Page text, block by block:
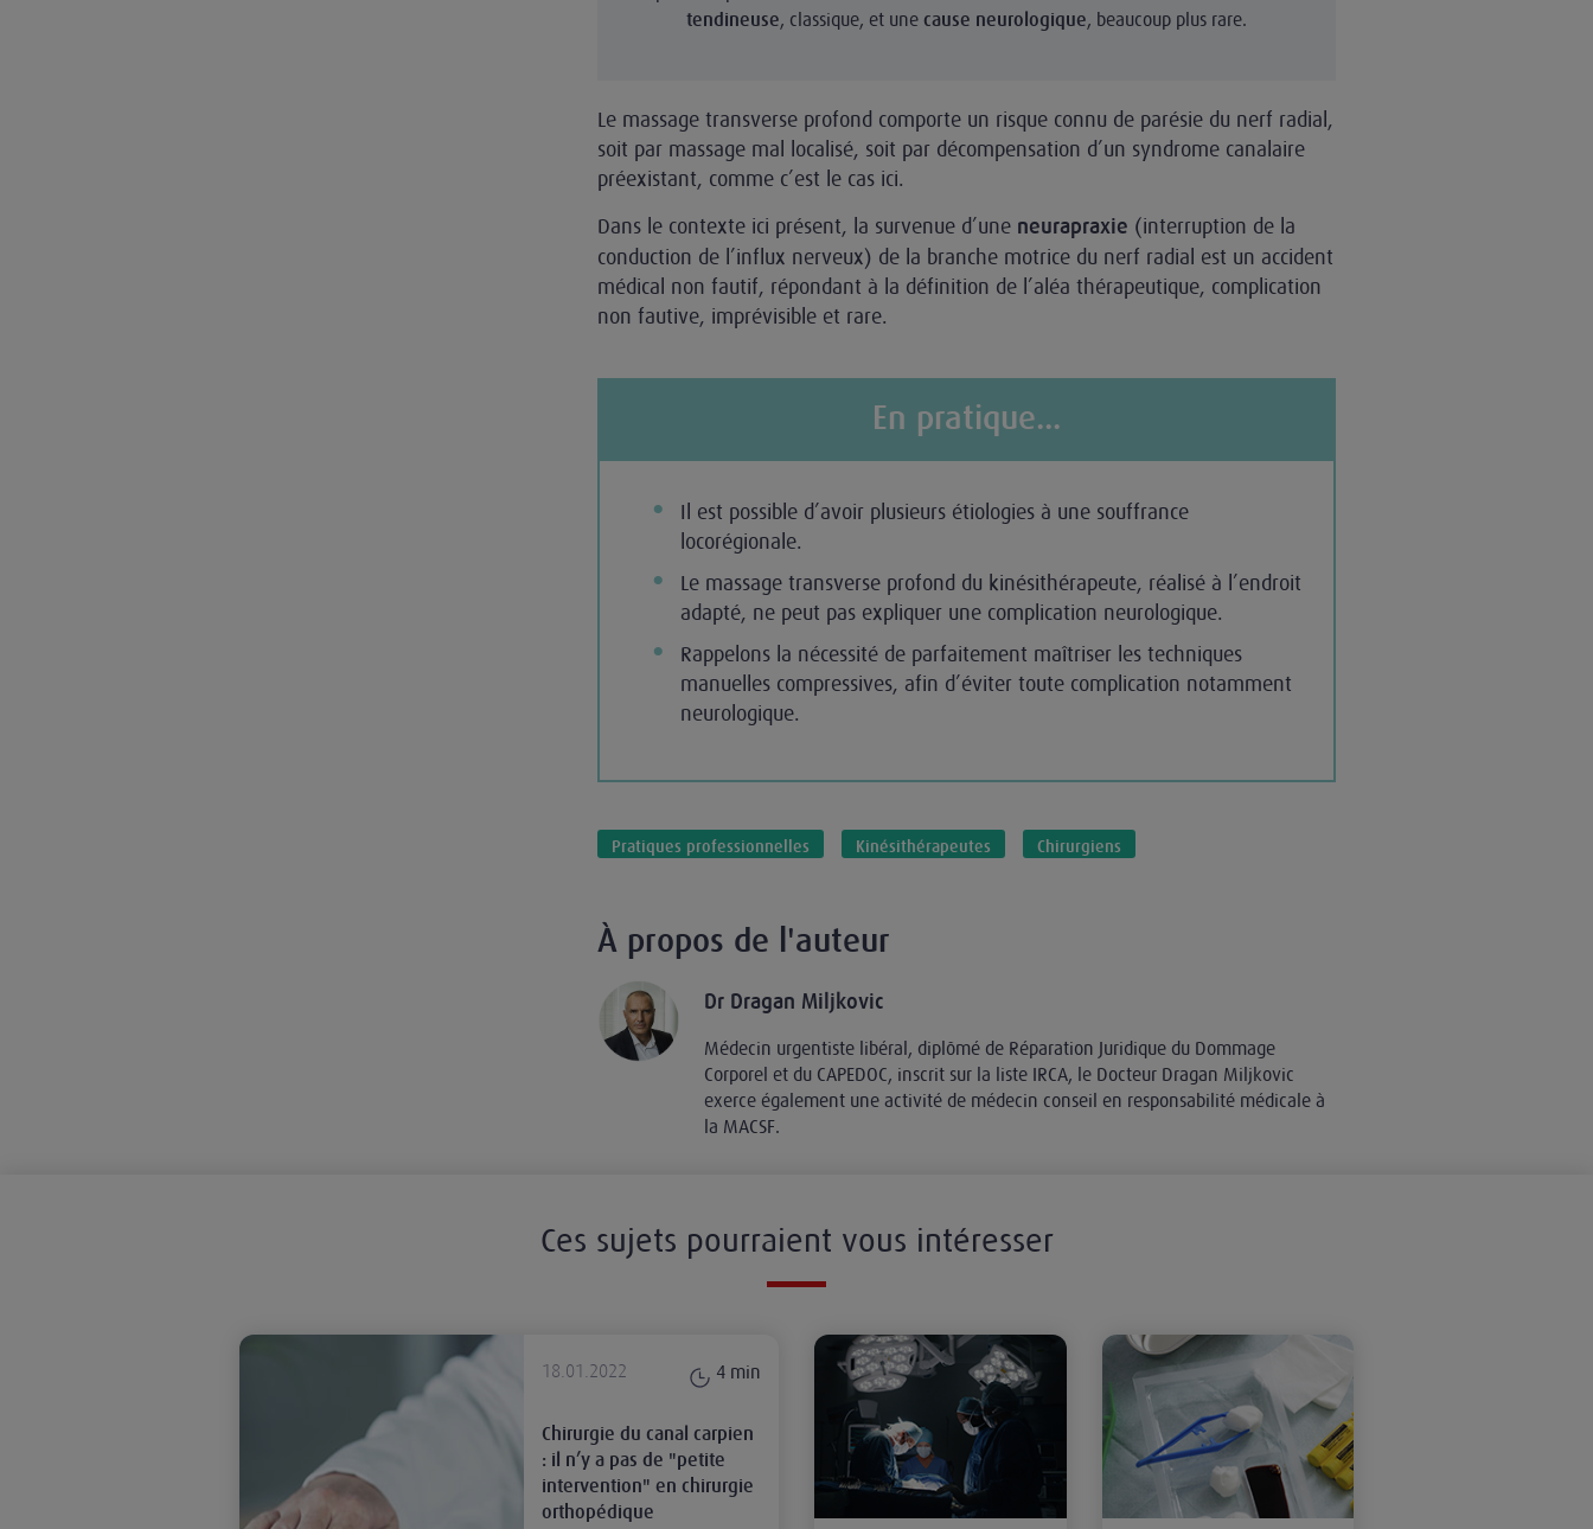
tendineuse, classique, et une cause neurologique, beaucoup plus rare.
Le massage transverse profond comporte un risque connu de parésie du nerf radial,
soit par massage mal localisé, soit par décompensation d’un syndrome canalaire
préexistant, comme c’est le cas ici.
Dans le contexte ici présent, la survenue d’une neurapraxie (interruption de la
conduction de l’influx nerveux) de la branche motrice du nerf radial est un accident
médical non fautif, répondant à la définition de l’aléa thérapeutique, complication
non fautive, imprévisible et rare.
En pratique...
Il est possible d’avoir plusieurs étiologies à une souffrance
locorégionale.
Le massage transverse profond du kinésithérapeute, réalisé à l’endroit
adapté, ne peut pas expliquer une complication neurologique.
Rappelons la nécessité de parfaitement maîtriser les techniques
manuelles compressives, afin d’éviter toute complication notamment
neurologique.
Pratiques professionnelles Kinésithérapeutes Chirurgiens
À propos de l'auteur
Dr Dragan Miljkovic
Médecin urgentiste libéral, diplômé de Réparation Juridique du Dommage
Corporel et du CAPEDOC, inscrit sur la liste IRCA, le Docteur Dragan Miljkovic
exerce également une activité de médecin conseil en responsabilité médicale à
la MACSF.
Ces sujets pourraient vous intéresser
Chirurgie du canal carpien : il n’y a pas de "petite intervention" en chirurgie orthopédique
18.01.2022
4 min
Chirurgie du canal carpien
: il n’y a pas de "petite
intervention" en chirurgie
orthopédique
La prévention et la gestion de l'infection du site opératoireBrûlure cutanée par Bétadine alcoolique au cours d’une